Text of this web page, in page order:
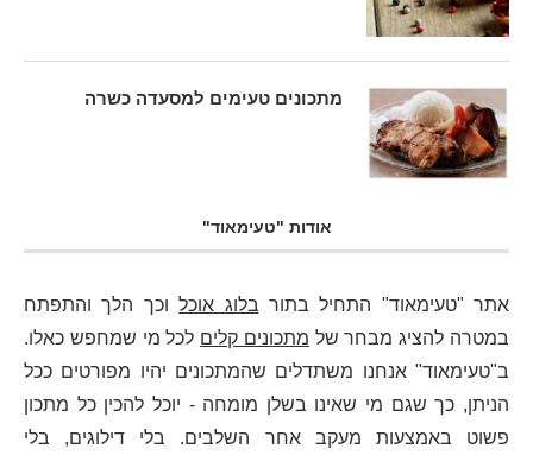
מתכונים טעימים למסעדה כשרה
אודות "טעימאוד"
אתר "טעימאוד" התחיל בתור בלוג אוכלוכך הלך והתפתח
במטרה להציג מבחר של מתכונים קלים לכל מי שמחפש כאלו.
ב"טעימאוד" אנחנו משתדלים שהמתכונים יהיו מפורטים ככל
הניתן, כך שגם מי שאינו בשלן מומחה - יוכל להכין כל מתכון
פשוט באמצעות מעקב אחר השלבים. בלי דילוגים, בלי